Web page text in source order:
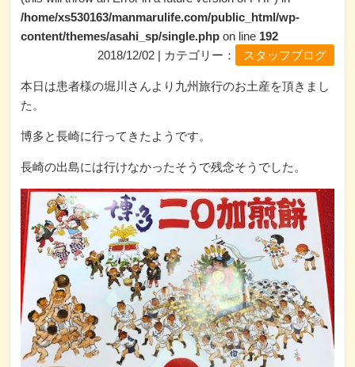
/home/xs530163/manmarulife.com/public_html/wp-
content/themes/asahi_sp/single.php on line 192
2018/12/02 | カテゴリー：
スタッフブログ
本日は患者様の堀川さんより九州旅行のお土産を頂きまし
た。
博多と長崎に行ってきたようです。
長崎の出島には行けなかったそうで残念そうでした。